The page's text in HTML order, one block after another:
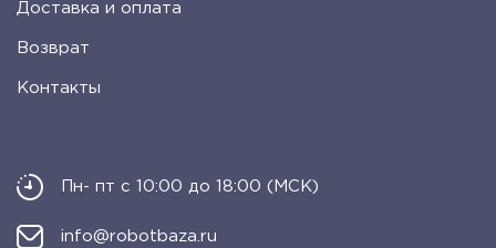
Доставка и оплата
Возврат
Контакты
Пн- пт с 10:00 до 18:00 (МСК)
info@robotbaza.ru